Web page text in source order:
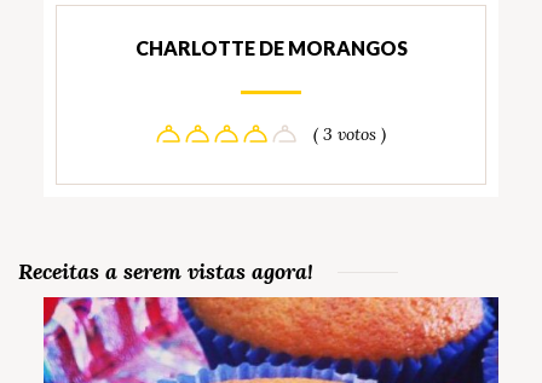
CHARLOTTE DE MORANGOS
( 3 votos )
Receitas a serem vistas agora!